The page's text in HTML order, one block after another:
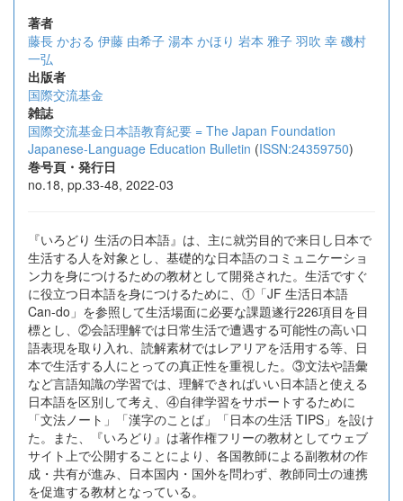
著者
藤長 かおる 伊藤 由希子 湯本 かほり 岩本 雅子 羽吹 幸 磯村
一弘
出版者
国際交流基金
雑誌
国際交流基金日本語教育紀要 = The Japan Foundation
Japanese-Language Education Bulletin (ISSN:24359750)
巻号頁・発行日
no.18, pp.33-48, 2022-03
『いろどり 生活の日本語』は、主に就労目的で来日し日本で
生活する人を対象とし、基礎的な日本語のコミュニケーショ
ン力を身につけるための教材として開発された。生活ですぐ
に役立つ日本語を身につけるために、①「JF 生活日本語
Can-do」を参照して生活場面に必要な課題遂行226項目を目
標とし、②会話理解では日常生活で遭遇する可能性の高い口
語表現を取り入れ、読解素材ではレアリアを活用する等、日
本で生活する人にとっての真正性を重視した。③文法や語彙
など言語知識の学習では、理解できればいい日本語と使える
日本語を区別して考え、④自律学習をサポートするために
「文法ノート」「漢字のことば」「日本の生活 TIPS」を設け
た。また、『いろどり』は著作権フリーの教材としてウェブ
サイト上で公開することにより、各国教師による副教材の作
成・共有が進み、日本国内・国外を問わず、教師同士の連携
を促進する教材となっている。